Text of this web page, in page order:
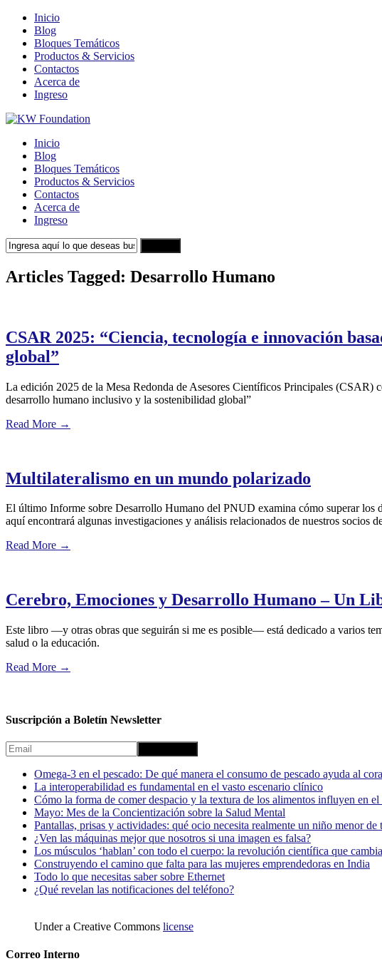
Inicio
Blog
Bloques Temáticos
Productos & Servicios
Contactos
Acerca de
Ingreso
Inicio
Blog
Bloques Temáticos
Productos & Servicios
Contactos
Acerca de
Ingreso
Articles Tagged: Desarrollo Humano
CSAR 2025: “Ciencia, tecnología e innovación
global”
La edición 2025 de la Mesa Redonda de Asesores Científicos Principales (CSAR)
desarrollo humano inclusivo y la sostenibilidad global”
Read More →
Multilateralismo en un mundo polarizado
El último Informe sobre Desarrollo Humano del PNUD examina cómo superar los
aquí encontrará algunas investigaciones y análisis relacionados de nuestros socios
Read More →
Cerebro, Emociones y Desarrollo Humano – Un
Este libro —y otras obras que seguirán si me es posible— está dedicado a varios
salud o la educación.
Read More →
Suscripción a Boletín Newsletter
Omega-3 en el pescado: De qué manera el consumo de pescado ayuda al
La interoperabilidad es fundamental en el vasto escenario clínico
Cómo la forma de comer despacio y la textura de los alimentos influyen en el
Mayo: Mes de la Concientización sobre la Salud Mental
Pantallas, prisas y actividades: qué ocio necesita realmente un niño menor de
¿Ven las máquinas mejor que nosotros si una imagen es falsa?
Los músculos ‘hablan’ con todo el cuerpo: la revolución científica que
Construyendo el camino que falta para las mujeres emprendedoras en India
Todo lo que necesitas saber sobre Ethernet
¿Qué revelan las notificaciones del teléfono?
Under a Creative Commons license
Correo Interno